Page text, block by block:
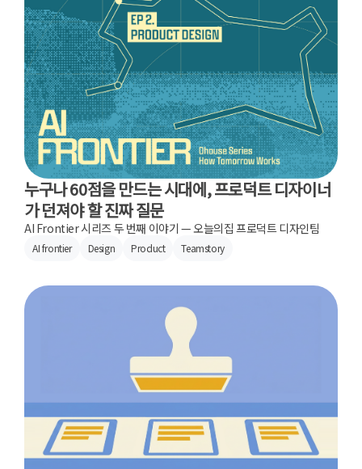
누구나 60점을 만드는 시대에, 프로덕트 디자이너
가 던져야 할 진짜 질문
AI Frontier 시리즈 두 번째 이야기 — 오늘의집 프로덕트 디자인팀
AI frontier Design Product Teamstory